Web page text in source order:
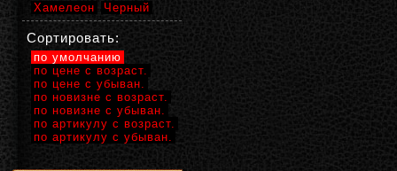
Хамелеон
Черный
Сортировать:
по умолчанию
по цене с возраст.
по цене с убыван.
по новизне с возраст.
по новизне с убыван.
по артикулу с возраст.
по артикулу с убыван.